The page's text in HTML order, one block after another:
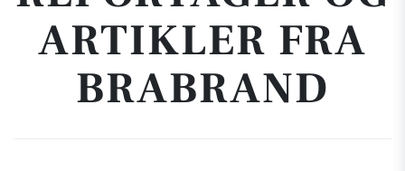
ARTIKLER FRA
BRABRAND